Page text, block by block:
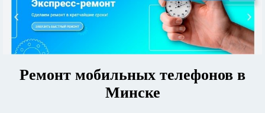
Ремонт мобильных телефонов в
Минске